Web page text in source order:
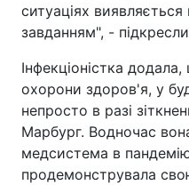
ситуаціях
завданням", -
Інфекціоністка
охорони здоров'я, у
непросто в разі
Марбург. Водночас
медсистема в
продемонструвала